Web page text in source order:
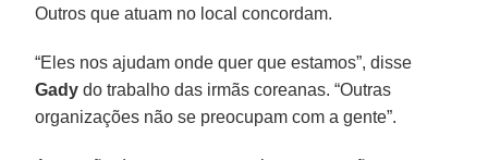
Outros que atuam no local concordam.
“Eles nos ajudam onde quer que estamos”, disse
Gady do trabalho das irmãs coreanas. “Outras
organizações não se preocupam com a gente”.